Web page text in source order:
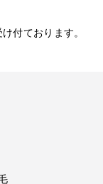
付ております。